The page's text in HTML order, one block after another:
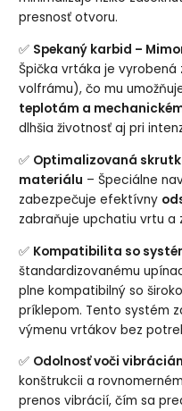
presnosť otvoru.
✅ Spekaný karbid –
Špička vrtáka je
volfrámu), čo mu
teplotám a
dlhšia životnosť aj pri
✅ Optimalizovaná
materiálu – Špeciálne
zabezpečuje efektívny
zabraňuje upchatiu vrtu a
✅ Kompatibilita so
štandardizovanému
plne kompatibilný so
príklepom. Tento systém
výmenu vrtákov bez
✅ Odolnosť voči
konštrukcii a
prenos vibrácií, čím sa